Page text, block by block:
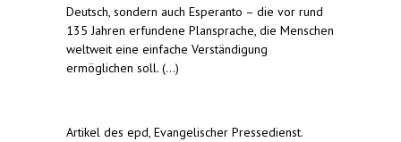
Deutsch, sondern auch Esperanto – die vor rund
135 Jahren erfundene Plansprache, die Menschen
weltweit eine einfache Verständigung
ermöglichen soll. (...)
Artikel des epd, Evangelischer Pressedienst.